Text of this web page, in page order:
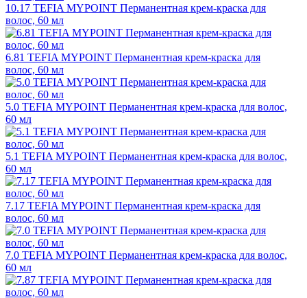
10.17 TEFIA MYPOINT Перманентная крем-краска для
волос, 60 мл
6.81 TEFIA MYPOINT Перманентная крем-краска для
волос, 60 мл
5.0 TEFIA MYPOINT Перманентная крем-краска для волос,
60 мл
5.1 TEFIA MYPOINT Перманентная крем-краска для волос,
60 мл
7.17 TEFIA MYPOINT Перманентная крем-краска для
волос, 60 мл
7.0 TEFIA MYPOINT Перманентная крем-краска для волос,
60 мл